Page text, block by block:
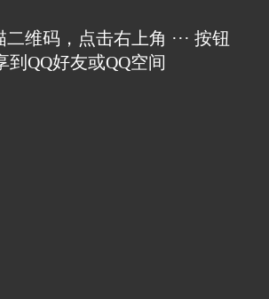
维码，点击右上角 ··· 按钮
到QQ好友或QQ空间